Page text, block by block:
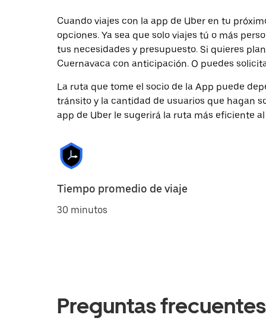
Cuando viajes con la app de Uber en tu
opciones. Ya sea que solo viajes tú o más
tus necesidades y presupuesto. Si quieres
Cuernavaca con anticipación. O puedes
La ruta que tome el socio de la App puede
tránsito y la cantidad de usuarios que hagan
app de Uber le sugerirá la ruta más eficiente
Tiempo promedio de viaje
30 minutos
Preguntas frecuentes